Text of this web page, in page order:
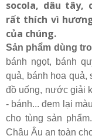
socola, dâu tây,
rất thích vì
của chúng.
Sản phẩm dùng
bánh ngọt, bánh
quả, bánh hoa quả,
đồ uống, nước giải
- bánh... đem lại
cho tùng sản
Châu Âu an toàn